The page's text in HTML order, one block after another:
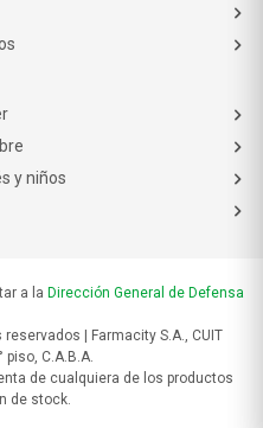
y niños
a la Dirección General de Defensa
| Farmacity S.A., CUIT
piso, C.A.B.A.
de cualquiera de los productos
de stock.